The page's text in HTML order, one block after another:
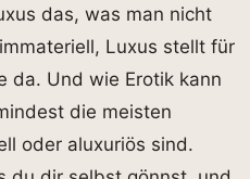
das, was man nicht
Luxus stellt für
da. Und wie Erotik kann
die meisten
oder aluxuriös sind.